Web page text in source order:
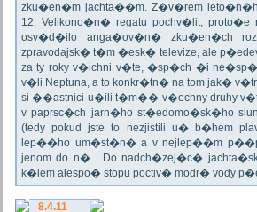
zku�en�m jachta��m. Z�v�rem
12. Velikono�n� regatu pochv�lit,
osv�d�ilo anga�ov�n� zku�en�ch
zpravodajsk� t�m �esk� televize, ale
za ty roky v�ichni v�te, �sp�ch �i
v�li Neptuna, a to konkr�tn� na tom jak�
si ��astnici u�ili t�m�� v�echny druhy
v paprsc�ch jarn�ho st�edomo�sk�ho
(tedy pokud jste to nezjistili u� b�hem
lep��ho um�st�n� a v nejlep��m
jenom do n�... Do nadch�zej�c�
k�lem alespo� stopu poctiv� modr� vody
8.4.11